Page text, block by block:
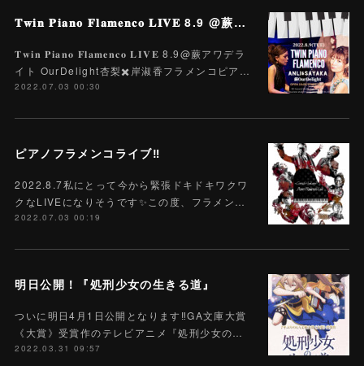
𝐓𝐰𝐢𝐧 𝐏𝐢𝐚𝐧𝐨 𝐅𝐥𝐚𝐦𝐞𝐧𝐜𝐨 𝐋𝐈𝐕𝐄 8.9 @蕨アワデライト OurDelight 杏梨✖️岸淑香
𝐓𝐰𝐢𝐧 𝐏𝐢𝐚𝐧𝐨 𝐅𝐥𝐚𝐦𝐞𝐧𝐜𝐨 𝐋𝐈𝐕𝐄 8.9@蕨アワデラ
イト OurDelight杏梨✖️岸淑香フラメンコピア…
2022.07.03 00:30
ピアノフラメンコライブ‼️
2022.8.7私にとって今から緊張ドキドキワクワ
クなLIVEになりそうです✨この度、フラメン…
2022.07.03 00:19
明日公開！『処刑少女の生きる道』
ついに明日4月1日公開となります‼️GA文庫大賞
《大賞》受賞作のテレビアニメ『処刑少女の…
2022.03.31 09:57